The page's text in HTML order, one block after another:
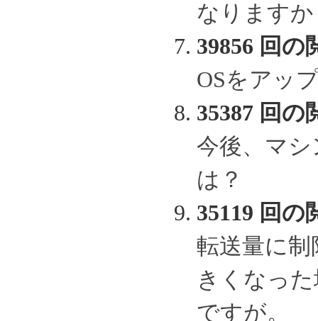
なりますか
39856 回の
OSをアッ
35387 回の
今後、マ
は？
35119 回の
転送量に
きくなっ
ですが。